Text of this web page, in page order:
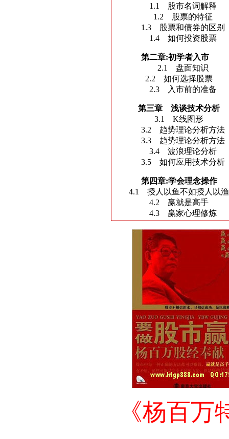
1.1 股市名词解释
1.2 股票的特征
1.3 股票和债券的区别
1.4 如何投资股票
第二章:初学者入市
2.1 盘面知识
2.2 如何选择股票
2.3 入市前的准备
第三章 浅谈技术分析
3.1 K线图形
3.2 趋势理论分析方法
3.3 趋势理论分析方法
3.4 波浪理论分析
3.5 如何应用技术分析
第四章:学会理念操作
4.1 授人以鱼不如授人
4.2 赢就是高手
4.3 赢家心理修炼
《杨百